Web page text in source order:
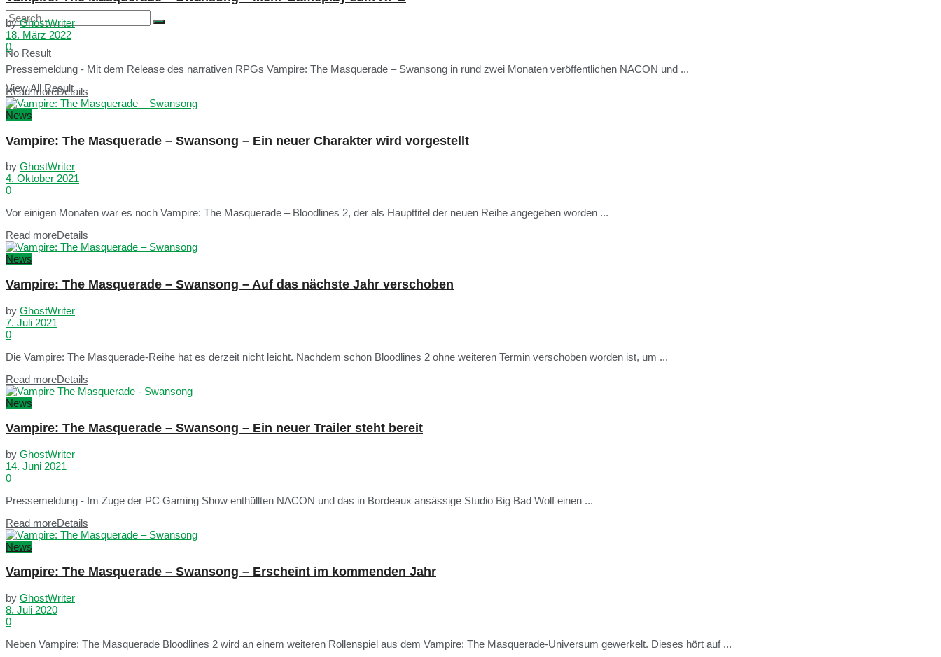
No Result
View All Result
by GhostWriter
18. März 2022
0
Pressemeldung - Mit dem Release des narrativen RPGs Vampire: The Masquerade – Swansong in rund zwei Monaten veröffentlichen NACON und ...
Read moreDetails
News
Vampire: The Masquerade – Swansong – Ein neuer Charakter wird vorgestellt
by GhostWriter
4. Oktober 2021
0
Vor einigen Monaten war es noch Vampire: The Masquerade – Bloodlines 2, der als Haupttitel der neuen Reihe angegeben worden ...
Read moreDetails
News
Vampire: The Masquerade – Swansong – Auf das nächste Jahr verschoben
by GhostWriter
7. Juli 2021
0
Die Vampire: The Masquerade-Reihe hat es derzeit nicht leicht. Nachdem schon Bloodlines 2 ohne weiteren Termin verschoben worden ist, um ...
Read moreDetails
News
Vampire: The Masquerade – Swansong – Ein neuer Trailer steht bereit
by GhostWriter
14. Juni 2021
0
Pressemeldung - Im Zuge der PC Gaming Show enthüllten NACON und das in Bordeaux ansässige Studio Big Bad Wolf einen ...
Read moreDetails
News
Vampire: The Masquerade – Swansong – Erscheint im kommenden Jahr
by GhostWriter
8. Juli 2020
0
Neben Vampire: The Masquerade Bloodlines 2 wird an einem weiteren Rollenspiel aus dem Vampire: The Masquerade-Universum gewerkelt. Dieses hört auf ...